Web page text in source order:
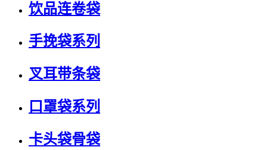
饮品连卷袋
手挽袋系列
叉耳带条袋
口罩袋系列
卡头袋骨袋